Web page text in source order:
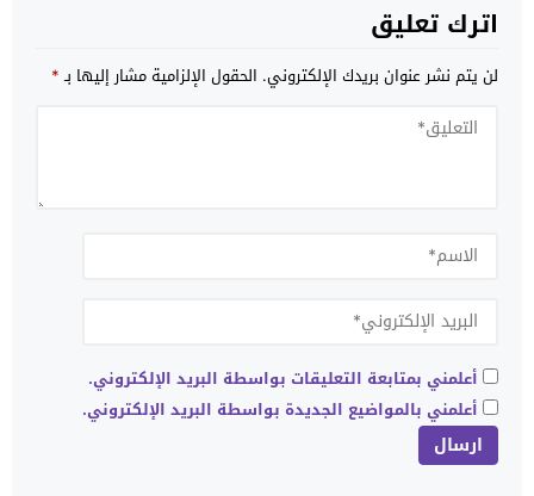
اترك تعليق
لن يتم نشر عنوان بريدك الإلكتروني. الحقول الإلزامية مشار إليها بـ*
أعلمني بمتابعة التعليقات بواسطة البريد الإلكتروني.
أعلمني بالمواضيع الجديدة بواسطة البريد الإلكتروني.